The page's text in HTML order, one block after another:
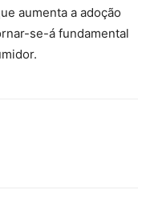
aumenta a adoção
se-á fundamental